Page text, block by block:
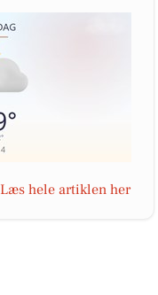
Læs hele artiklen her